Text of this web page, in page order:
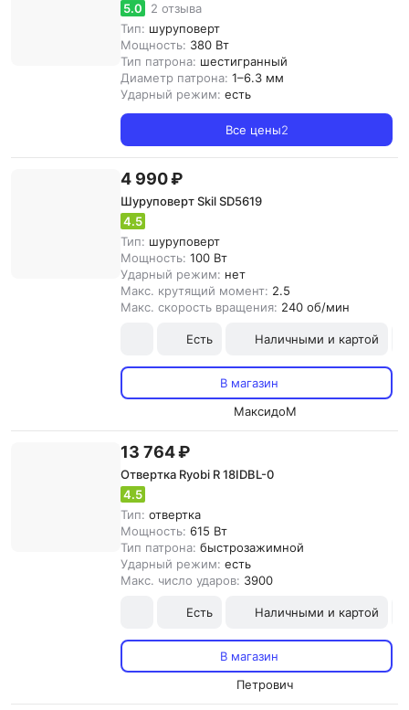
5.0
2 отзыва
Тип: шуруповерт
Мощность: 380 Вт
Тип патрона: шестигранный
Диаметр патрона: 1–6.3 мм
Ударный режим: есть
Все цены2
4 990 ₽
Шуруповерт Skil SD5619
4.5
Тип: шуруповерт
Мощность: 100 Вт
Ударный режим: нет
Макс. крутящий момент: 2.5
Макс. скорость вращения: 240 об/мин
Есть Наличными и картой
В магазин
МаксидоМ
13 764 ₽
Отвертка Ryobi R 18IDBL-0
4.5
Тип: отвертка
Мощность: 615 Вт
Тип патрона: быстрозажимной
Ударный режим: есть
Макс. число ударов: 3900
Есть Наличными и картой
В магазин
Петрович